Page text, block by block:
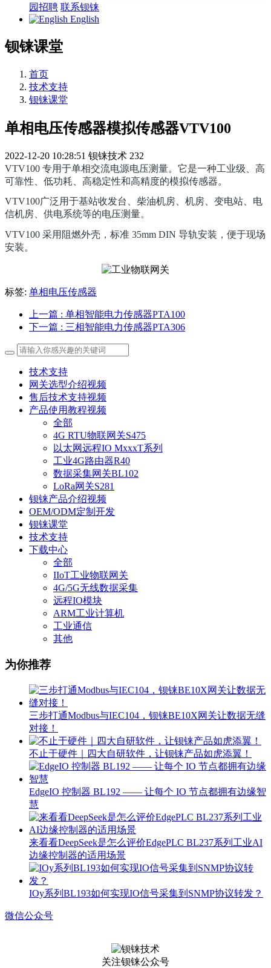
园招聘 联系钡铼
English
钡铼课堂
首页
技术支持
钡铼课堂
单相电压传感器模拟传感器VTV100
2022-12-20 10:28:51 钡铼技术 232
VTV100 专用于单相交流电源电压测量。它是一种工业级、高
可靠性、低功耗、高稳定性和高精度的模拟传感器。
VTV100广泛用于基站收发台、柴油机房、机房、变电站、电
信机房、供电系统等的电压测量。
VTV100 采用阻燃外壳，标准 35mm DIN 导轨安装，便于现场
安装。
标签: 单相电压传感器
上一篇 : 单相智能电力传感器PTA100
下一篇 : 三相智能电力传感器PTA306
技术支持
网关选型介绍视频
售后技术支持视频
产品使用教程视频
全部
4G RTU物联网关S475
以太网远程IO MxxxT系列
工业4G路由器R40
数据采集网关BL102
LoRa网关S281
钡铼产品介绍视频
OEM/ODM定制开发
钡铼课堂
技术支持
下载中心
全部
IIoT工业物联网关
4G/5G无线数据采集
远程IO模块
ARM工业计算机
工业通信
其他
为你推荐
三步打通Modbus与IEC104，钡铼BE10X网关让数据无缝
对接！
不止于硬件｜四大自研软件，让钡铼产品如虎添翼！
EdgeIO 控制器 BL192 —— 让每个 IO 节点都拥有边缘智
慧
来看看DeepSeek是怎么评价EdgePLC BL237系列工业AI
边缘控制器的适用场景
IOy系列BL193如何实现IO信号采集到SNMP协议转发？
微信公众号
关注钡铼公众号